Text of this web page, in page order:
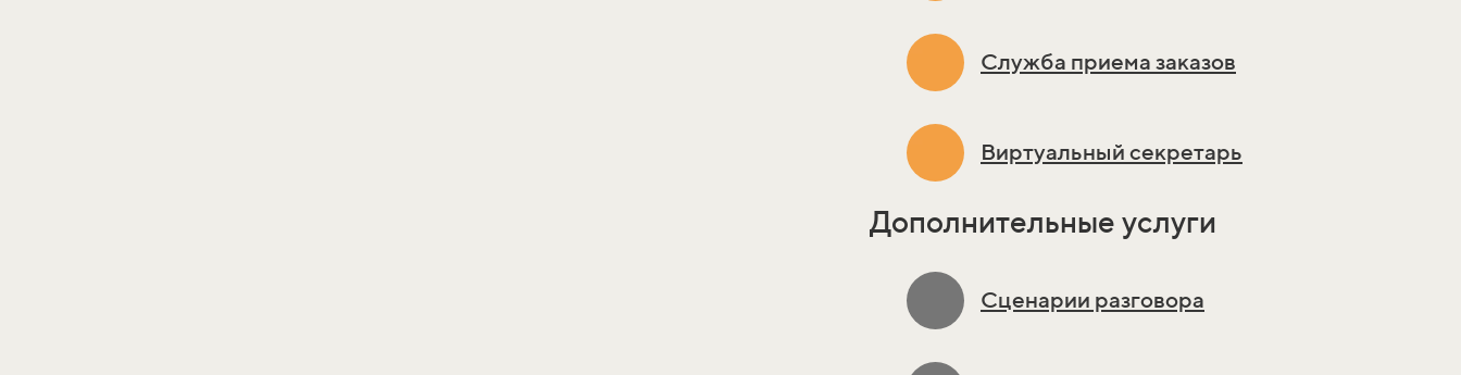
Служба приема заказов
Виртуальный секретарь
Дополнительные услуги
Сценарии разговора